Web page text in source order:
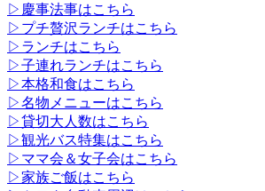
▷慶事法事はこちら
▷プチ贅沢ランチはこちら
▷ランチはこちら
▷子連れランチはこちら
▷本格和食はこちら
▷名物メニューはこちら
▷貸切大人数はこちら
▷観光バス特集はこちら
▷ママ会＆女子会はこちら
▷家族ご飯はこちら